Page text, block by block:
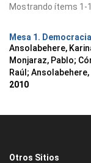
Mostrando ítems 1-1
Mesa 1.
Ansolabehere,
Monjaraz, Pablo;
Raúl ; Ansolabehere,
2010
Otros Sitios